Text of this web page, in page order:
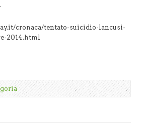
cronaca/tentato-suicidio-lancusi-
2014.html